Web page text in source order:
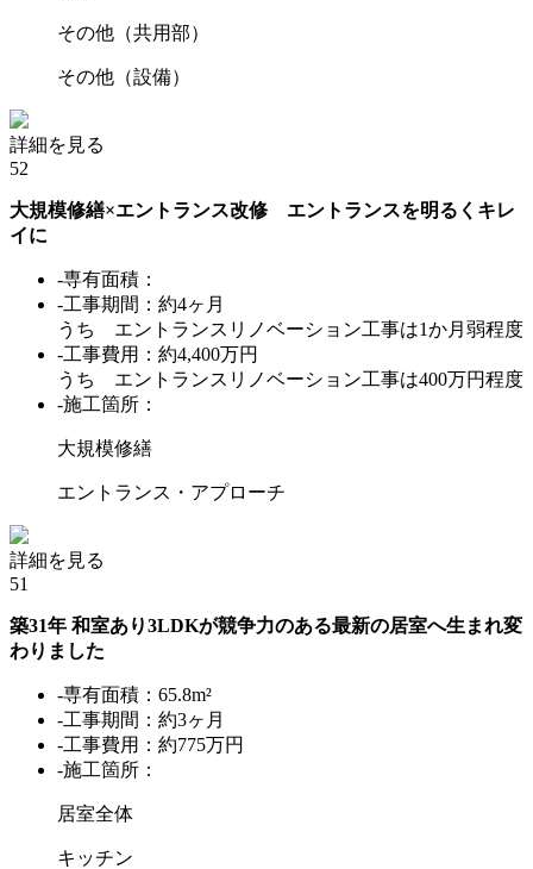
その他（共用部）
その他（設備）
詳細を見る
52
大規模修繕×エントランス改修 エントランスを明るくキレ
イに
-専有面積：
-工事期間：約4ヶ月
うち エントランスリノベーション工事は1か月弱程度
-工事費用：約4,400万円
うち エントランスリノベーション工事は400万円程度
-施工箇所：
大規模修繕
エントランス・アプローチ
詳細を見る
51
築31年 和室あり3LDKが競争力のある最新の居室へ生まれ変
わりました
-専有面積：65.8m²
-工事期間：約3ヶ月
-工事費用：約775万円
-施工箇所：
居室全体
キッチン